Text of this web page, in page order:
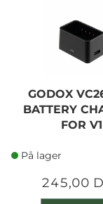
GODOX
BATTERY
FOR V1
På lager
245,00